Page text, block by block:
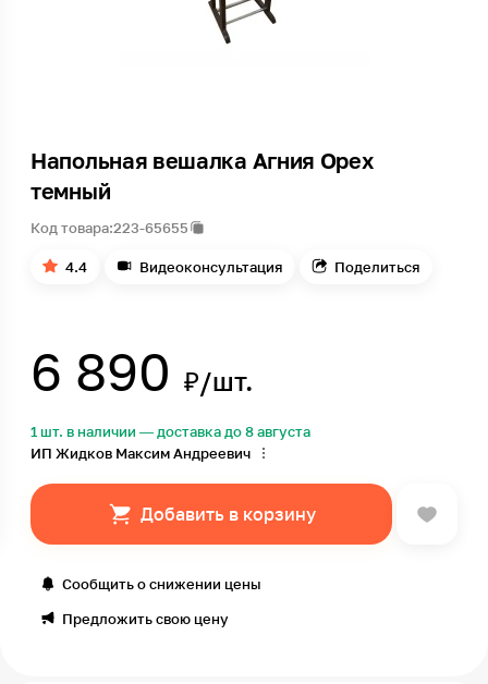
Напольная вешалка Агния Орех
темный
Код товара:223-65655
4.4 Видеоконсультация Поделиться
6 890 ₽/шт.
1 шт. в наличии — доставка до 8 августа
ИП Жидков Максим Андреевич
Добавить в корзину
Сообщить о снижении цены
Предложить свою цену